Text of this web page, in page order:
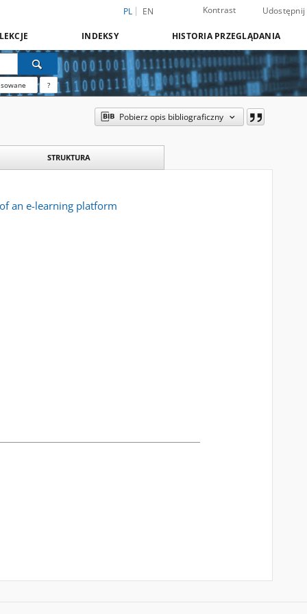
PL EN Kontrast Udostępnij
INDEKSY HISTORIA PRZEGLĄDANIA
?
Pobierz opis bibliograficzny
STRUKTURA
an e-learning platform